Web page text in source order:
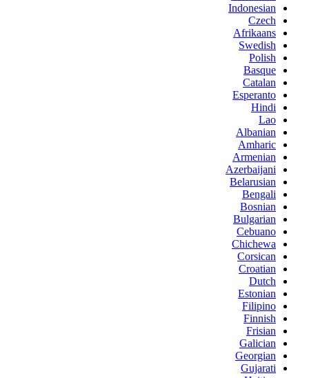
Indonesian
Czech
Afrikaans
Swedish
Polish
Basque
Catalan
Esperanto
Hindi
Lao
Albanian
Amharic
Armenian
Azerbaijani
Belarusian
Bengali
Bosnian
Bulgarian
Cebuano
Chichewa
Corsican
Croatian
Dutch
Estonian
Filipino
Finnish
Frisian
Galician
Georgian
Gujarati